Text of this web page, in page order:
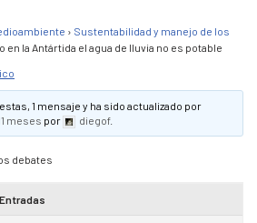
› Sustentabilidad y manejo de los
en la Antártida el agua de lluvia no es potable
1 mensaje y ha sido actualizado por
meses por diegof.
debates
Entradas